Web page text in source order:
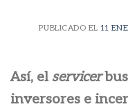
PUBLICADO EL 11
Así, el servicer
inversores e